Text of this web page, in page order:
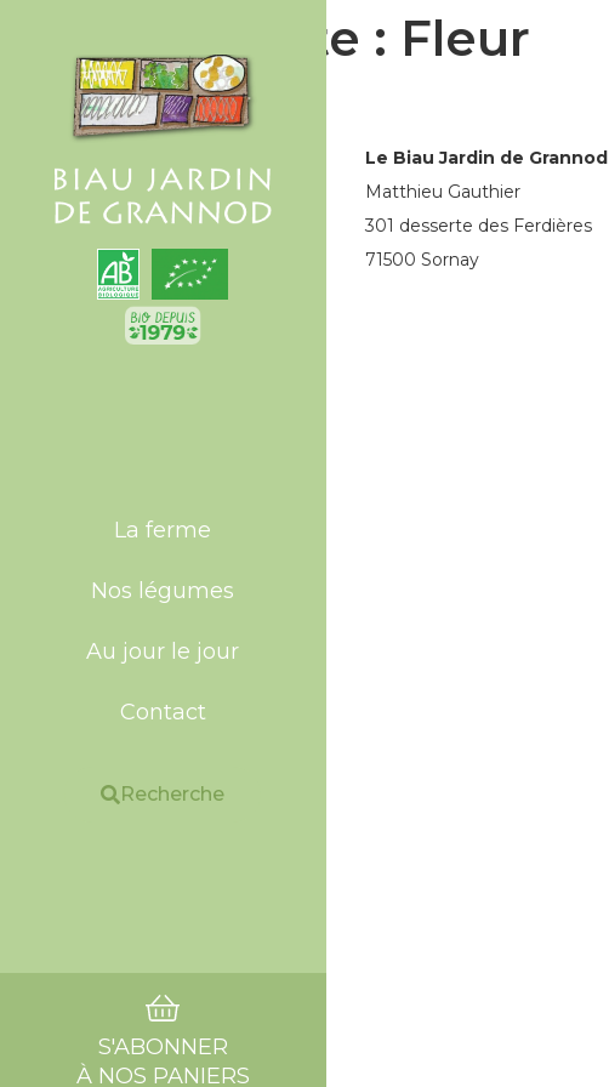
La ferme
Nos légumes
Au jour le jour
Contact
Recherche
S'ABONNER
À NOS PANIERS
Étiquette : Fleur
Le Biau Jardin de Grannod
Matthieu Gauthier
301 desserte des Ferdières
71500 Sornay